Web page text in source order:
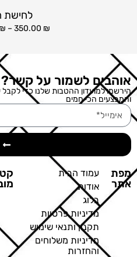
לחישת
350.00 ₪
–
₪
אוהבים לשמור על קשר?
הירשמו למועדון ההטבות שלנו כדי לקבל
והמבצעים הכי חמים
מפת
אתר
עמוד הבית
אודות
בלוג
מדיניות פרטיות
תקנון ותנאי שימוש
מדיניות משלוחים
והחזרות